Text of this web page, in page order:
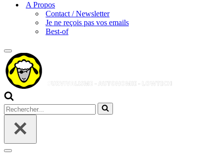
A Propos
Contact / Newsletter
Je ne reçois pas vos emails
Best-of
Menu
de
navigation
Rechercher...
Menu